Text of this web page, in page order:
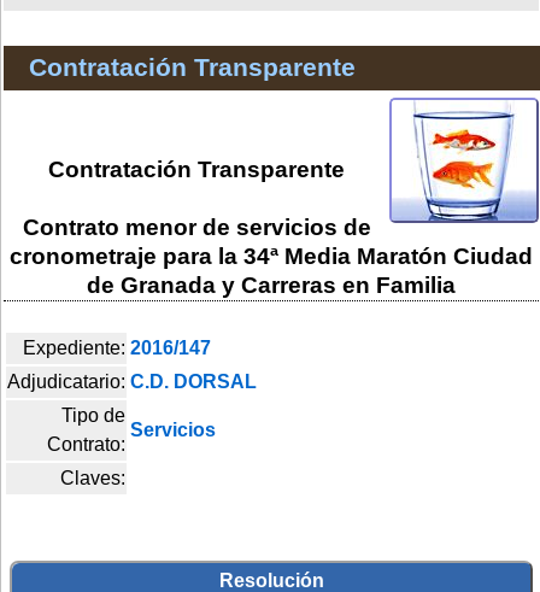
Contratación Transparente
Contratación Transparente
Contrato menor de servicios de
cronometraje para la 34ª Media Maratón Ciudad
de Granada y Carreras en Familia
Expediente: 2016/147
Adjudicatario: C.D. DORSAL
Tipo de
Contrato:
Servicios
Claves:
Resolución